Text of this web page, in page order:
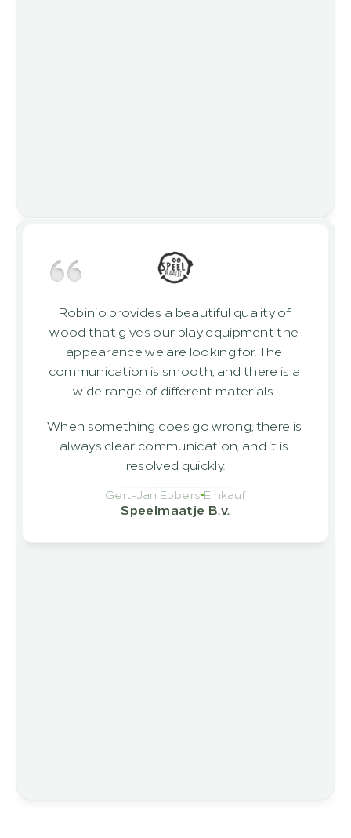
Robinio provides a beautiful quality of
wood that gives our play equipment the
appearance we are looking for. The
communication is smooth, and there is a
wide range of different materials.
When something does go wrong, there is
always clear communication, and it is
resolved quickly.
Gert-Jan Ebbers Einkauf
Speelmaatje B.v.